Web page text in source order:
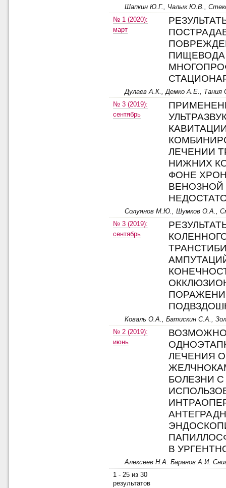
Шапкин Ю.Г., Чалык Ю.В.,
№ 1 (2020):
март
ПИЩЕВОДА
Дулаев А.К., Демко А.Е.,
№ 3 (2019):
сентябрь
ЛЕЧЕНИИ
НИЖНИХ
ФОНЕ
ВЕНОЗНОЙ
Солуянов М.Ю., Шумков О.А.,
№ 3 (2019):
сентябрь
Коваль О.А., Батискин С.А.,
№ 2 (2019):
июнь
ЛЕЧЕНИЯ
БОЛЕЗНИ С
В
Алексеев Н.А. Баранов А.И.
1 - 25 из 30
результатов